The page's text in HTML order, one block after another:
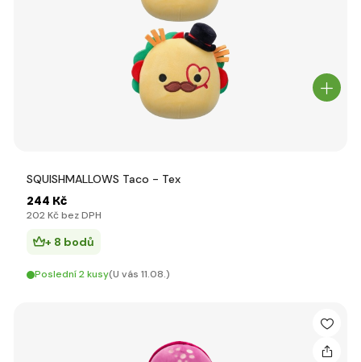
SQUISHMALLOWS Taco - Tex
244 Kč
202 Kč bez DPH
+ 8 bodů
Poslední 2 kusy(U vás 11.08.)